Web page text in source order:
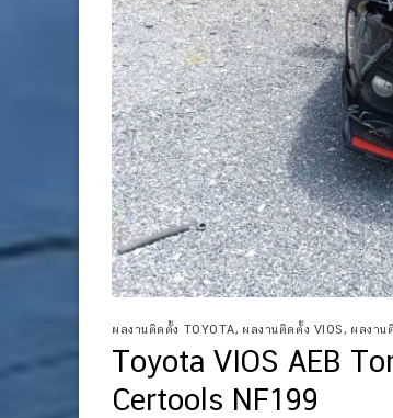
ผลงานติดตั้ง TOYOTA, ผลงานติดตั้ง VIOS, ผลงาน
Toyota VIOS AEB
Certools NF199